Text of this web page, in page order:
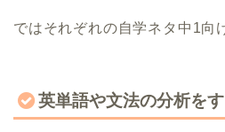
ではそれぞれの自学ネタ中1向
英単語や文法の分析を